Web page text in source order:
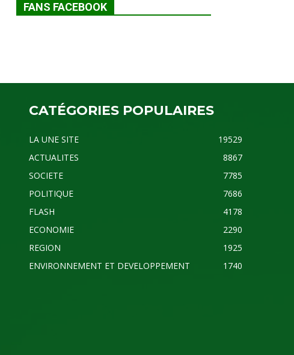
FANS FACEBOOK
CATÉGORIES POPULAIRES
LA UNE SITE
19529
ACTUALITES
8867
SOCIETE
7785
POLITIQUE
7686
FLASH
4178
ECONOMIE
2290
REGION
1925
ENVIRONNEMENT ET DEVELOPPEMENT
1740